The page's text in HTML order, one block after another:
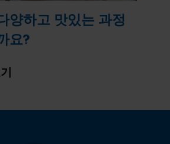
양하고 맛있는 과정
요?